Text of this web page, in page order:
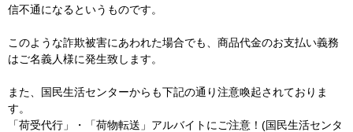
信不通になるというものです。
このような詐欺被害にあわれた場合でも、商品代金のお支払い義務
はご名義人様に発生致します。
また、国民生活センターからも下記の通り注意喚起されておりま
す。
「荷受代行」・「荷物転送」アルバイトにご注意！(国民生活センタ